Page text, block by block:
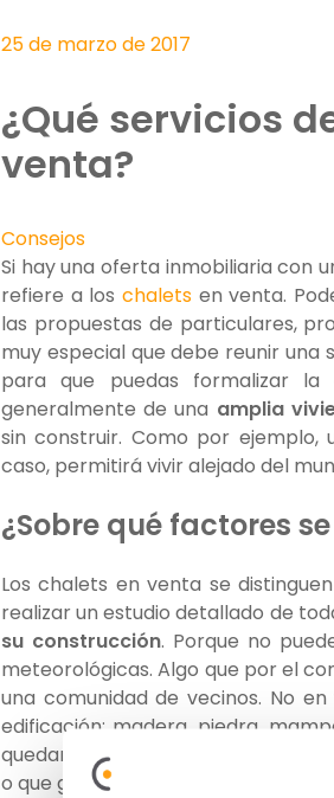
25 de marzo de 2017
¿Qué servicios
venta?
Consejos
Si hay una oferta inmobiliaria con
refiere a los chalets en venta.
las propuestas de particulares,
muy especial que debe reunir
para que puedas formalizar
generalmente de una amplia
sin construir. Como por ejemplo,
caso, permitirá vivir alejado del
¿Sobre qué factores
Los chalets en venta se
realizar un estudio detallado de
su construcción. Porque no
meteorológicas. Algo que por el
una comunidad de vecinos. No
edificación: madera, piedra,
quedará más remedio que
o que generen un mayor confort.